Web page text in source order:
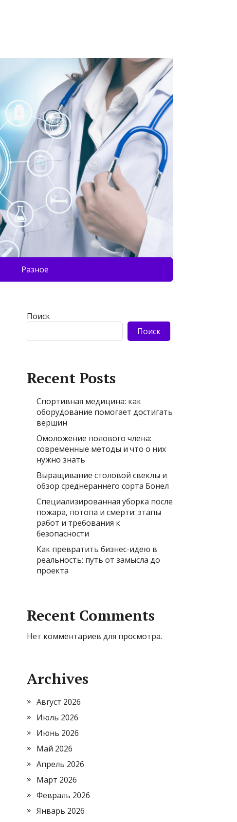
Разное
Поиск
Поиск
Recent Posts
Спортивная медицина: как
оборудование помогает достигать
вершин
Омоложение полового члена:
современные методы и что о них
нужно знать
Выращивание столовой свеклы и
обзор среднераннего сорта Бонел
Специализированная уборка после
пожара, потопа и смерти: этапы
работ и требования к
безопасности
Как превратить бизнес-идею в
реальность: путь от замысла до
проекта
Recent Comments
Нет комментариев для просмотра.
Archives
Август 2026
Июль 2026
Июнь 2026
Май 2026
Апрель 2026
Март 2026
Февраль 2026
Январь 2026